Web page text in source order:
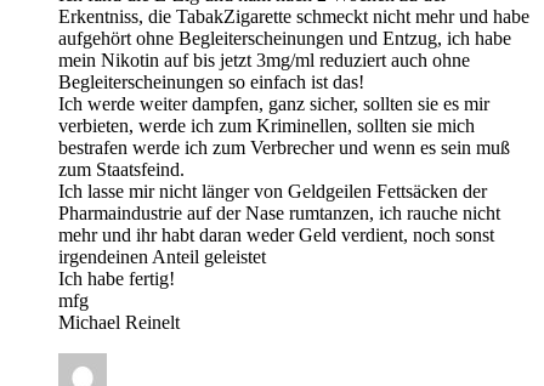
Erkentniss, die TabakZigarette schmeckt nicht mehr und habe
aufgehört ohne Begleiterscheinungen und Entzug, ich habe
mein Nikotin auf bis jetzt 3mg/ml reduziert auch ohne
Begleiterscheinungen so einfach ist das!
Ich werde weiter dampfen, ganz sicher, sollten sie es mir
verbieten, werde ich zum Kriminellen, sollten sie mich
bestrafen werde ich zum Verbrecher und wenn es sein muß
zum Staatsfeind.
Ich lasse mir nicht länger von Geldgeilen Fettsäcken der
Pharmaindustrie auf der Nase rumtanzen, ich rauche nicht
mehr und ihr habt daran weder Geld verdient, noch sonst
irgendeinen Anteil geleistet
Ich habe fertig!
mfg
Michael Reinelt